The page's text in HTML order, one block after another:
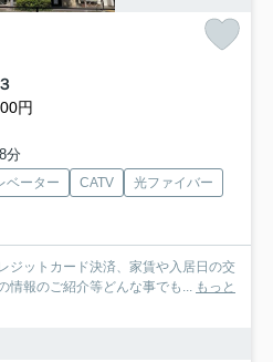
円
分
ベーター CATV
光ファイバー
ジットカード決済、家賃や入居日の交
情報のご紹介等どんな事でも... もっと